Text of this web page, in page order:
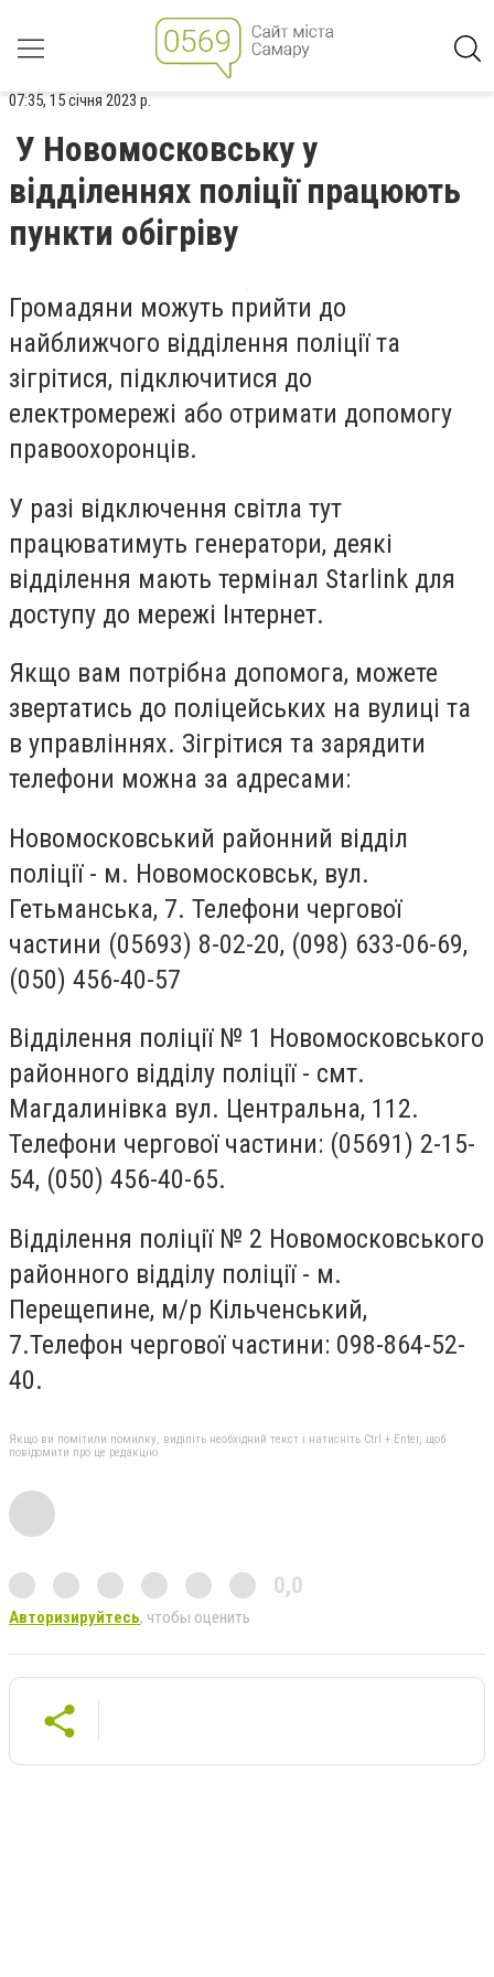
07:35, 15 січня 2023 р.
У Новомосковську у
відділеннях поліції працюють
пункти обігріву
Громадяни можуть прийти до
найближчого відділення поліції та
зігрітися, підключитися до
електромережі або отримати допомогу
правоохоронців.
У разі відключення світла тут
працюватимуть генератори, деякі
відділення мають термінал Starlink для
доступу до мережі Інтернет.
Якщо вам потрібна допомога, можете
звертатись до поліцейських на вулиці та
в управліннях. Зігрітися та зарядити
телефони можна за адресами:
Новомосковський районний відділ
поліції - м. Новомосковськ, вул.
Гетьманська, 7. Телефони чергової
частини (05693) 8-02-20, (098) 633-06-69,
(050) 456-40-57
Відділення поліції № 1 Новомосковського
районного відділу поліції - смт.
Магдалинівка вул. Центральна, 112.
Телефони чергової частини: (05691) 2-15-
54, (050) 456-40-65.
Відділення поліції № 2 Новомосковського
районного відділу поліції - м.
Перещепине, м/р Кільченський,
7.Телефон чергової частини: 098-864-52-
40.
Якщо ви помітили помилку, виділіть необхідний текст і натисніть Ctrl + Enter, щоб
повідомити про це редакцію
0,0
Авторизируйтесь, чтобы оценить